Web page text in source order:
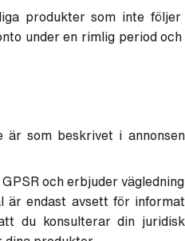
produkter som inte
under en rimlig period
som beskrivet i
och erbjuder
endast avsett för
du konsulterar din